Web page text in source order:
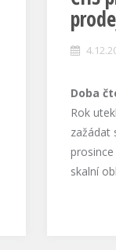
Doba
Rok
zažádat
skalní